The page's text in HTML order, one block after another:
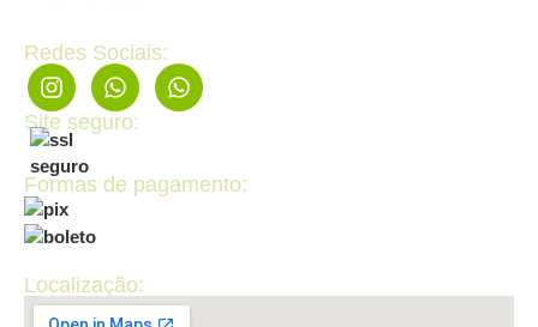
Redes Sociais:
Site seguro:
Formas de pagamento:
Localização: